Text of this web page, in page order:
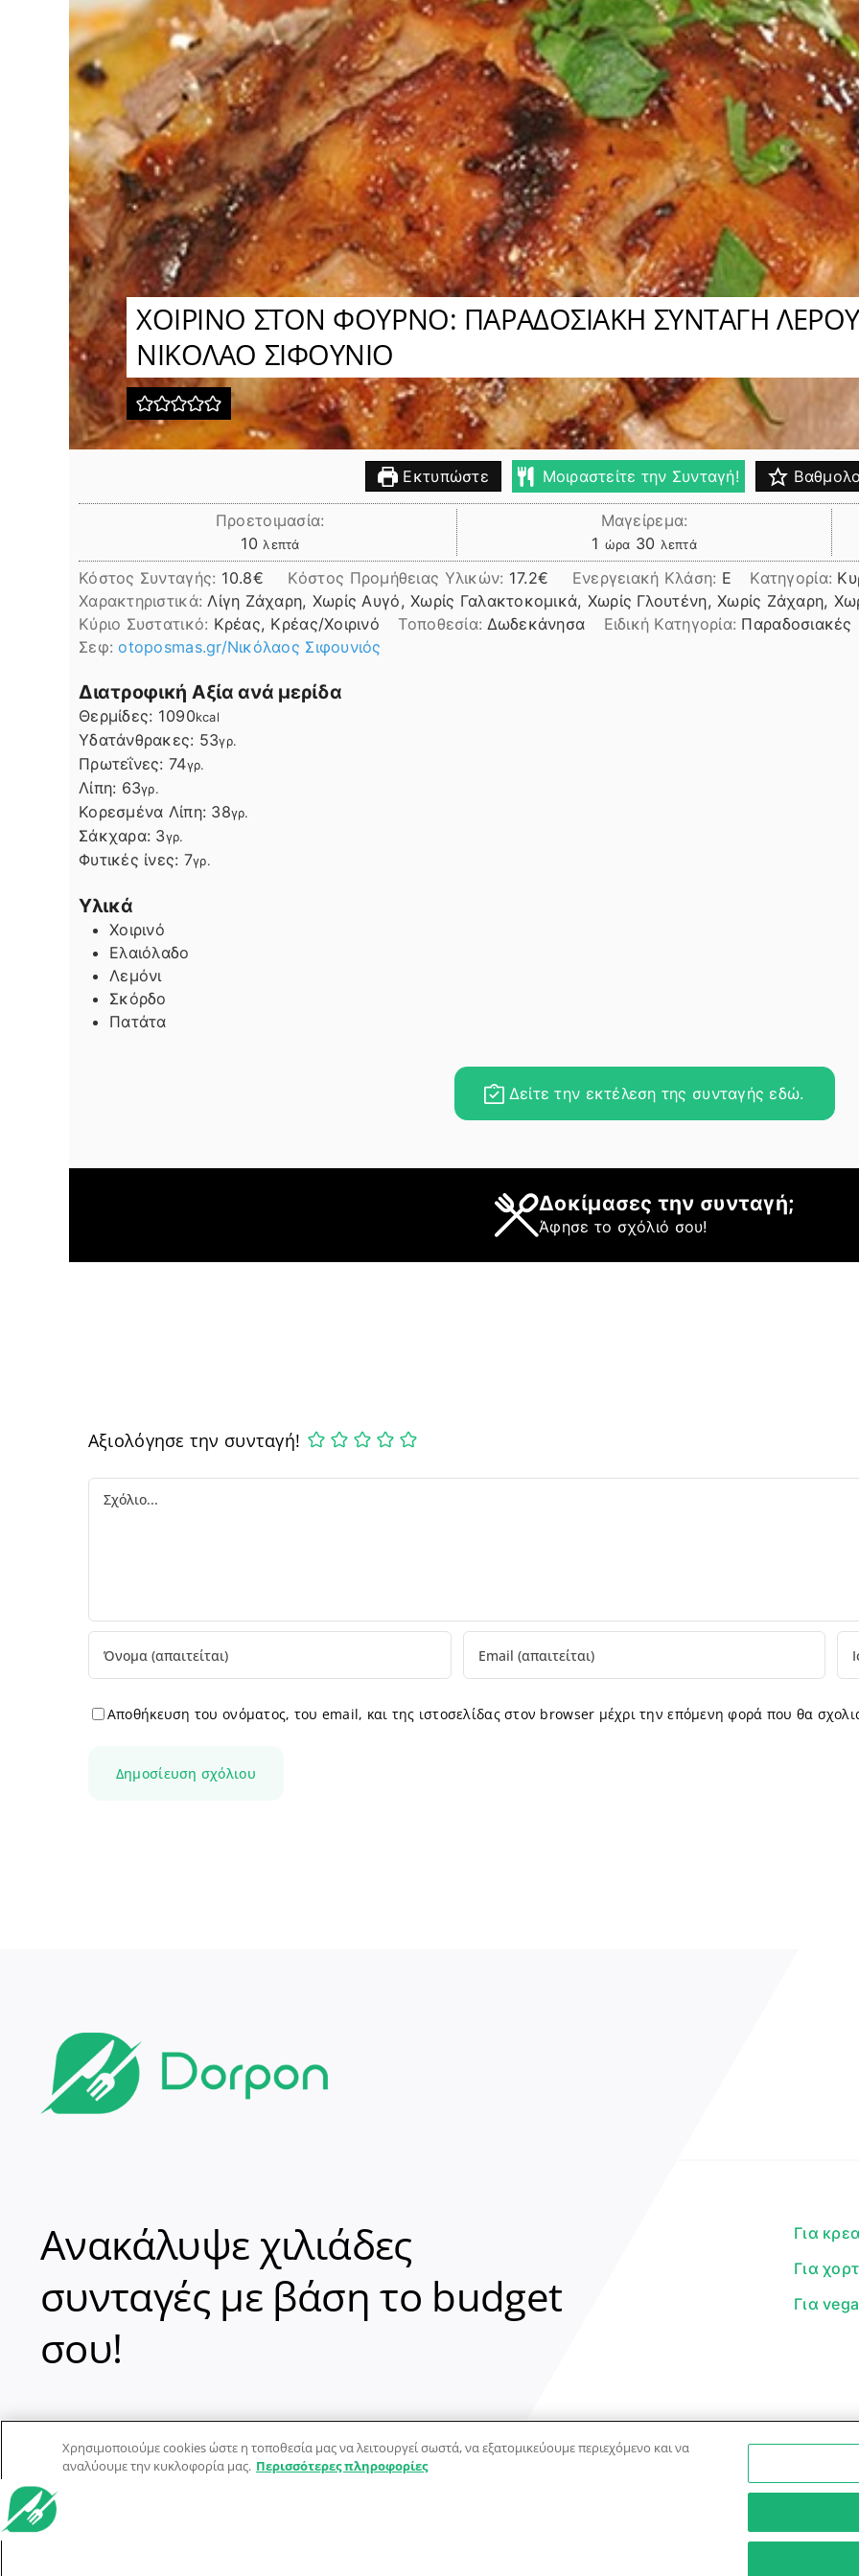
ΧΟΙΡΙΝΟ ΣΤΟΝ ΦΟΥΡΝΟ: ΠΑΡΑΔΟΣΙΑΚΗ ΣΥΝΤΑΓΗ
ΝΙΚΟΛΑΟ ΣΙΦΟΥΝΙΟ
Εκτυπώστε Μοιραστείτε την Συνταγή!
Προετοιμασία:
10 λεπτά
λεπτά
Μαγείρεμα:
1 ώρα
ώρα 30 λεπτά
λεπτά
Κόστος Συνταγής: 10.8€ Kόστος Προμήθειας Υλικών: 17.2 Ενεργειακή Κλάση: E Κατηγορία:
Χαρακτηριστικά: Λίγη Ζάχαρη, Χωρίς Αυγό, Χωρίς Γαλακτοκομικά, Χωρίς Γλουτένη, Χωρίς Ζάχαρη,
Kύριο Συστατικό: Κρέας, Κρέας/Χοιρινό Τοποθεσία: Δωδεκάνησα Ειδική Κατηγορία: Παραδοσιακές
Σεφ:otoposmas.gr/Νικόλαος Σιφουνιός
Διατροφική Αξία ανά μερίδα
Θερμίδες: 1090kcal
Υδατάνθρακες: 53γρ.
Πρωτεΐνες: 74γρ.
Λίπη
Λίπη: 63γρ.
Κορεσμένα Λίπη: 38γρ.
Σάκχαρα: 3γρ.
Φυτικές ίνες: 7γρ.
Υλικά
Χοιρινό
Ελαιόλαδο
Λεμόνι
Σκόρδο
Πατάτα
Δείτε την εκτέλεση της συνταγής εδώ.
Δοκίμασες την συνταγή;
Άφησε το σχόλιό σου!
Αξιολόγησε την συνταγή!
Comment
Αποθήκευση του ονόματος, του email, και της ιστοσελίδας στον browser μέχρι την επόμενη φορά που θα
Ανακάλυψε χιλιάδες
συνταγές με βάση το budget
σου!
Για
Για
Για
© Dorpon • Μηχανή αναζήτησης για …καλοφαγάδες!
Χρησιμοποιούμε cookies ώστε η τοποθεσία μας να λειτουργεί σωστά, να εξατομικεύουμε περιεχόμενο και να
αναλύουμε την κυκλοφορία μας. Περισσότερες πληροφορίες